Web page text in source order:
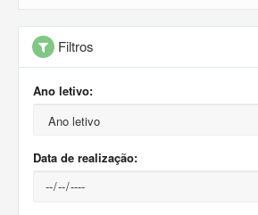
Filtros
Ano letivo:
Data de realização: